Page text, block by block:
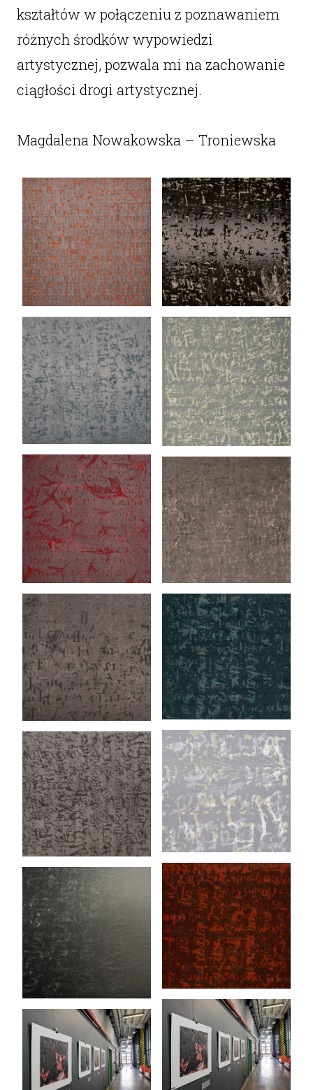
kształtów w połączeniu z poznawaniem
różnych środków wypowiedzi
artystycznej, pozwala mi na zachowanie
ciągłości drogi artystycznej.
Magdalena Nowakowska – Troniewska